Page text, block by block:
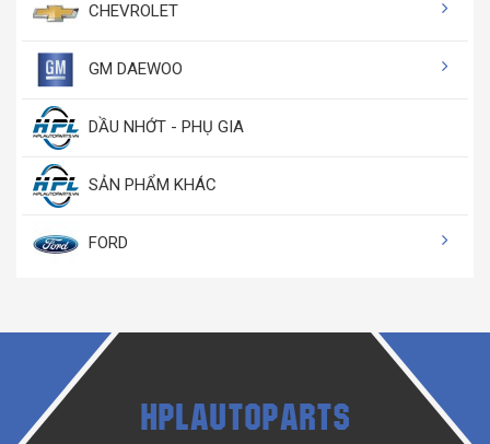
CHEVROLET
GM DAEWOO
DẦU NHỚT - PHỤ GIA
SẢN PHẨM KHÁC
FORD
HPLAUTOPARTS